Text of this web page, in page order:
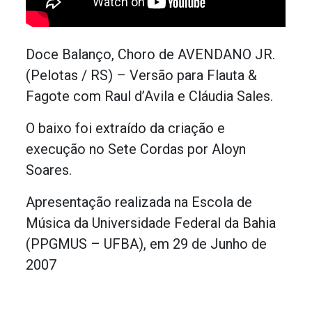
Doce Balanço, Choro de AVENDANO JR.
(Pelotas / RS) – Versão para Flauta &
Fagote com Raul d’Avila e Cláudia Sales.
O baixo foi extraído da criação e
execução no Sete Cordas por Aloyn
Soares.
Apresentação realizada na Escola de
Música da Universidade Federal da Bahia
(PPGMUS – UFBA), em 29 de Junho de
2007